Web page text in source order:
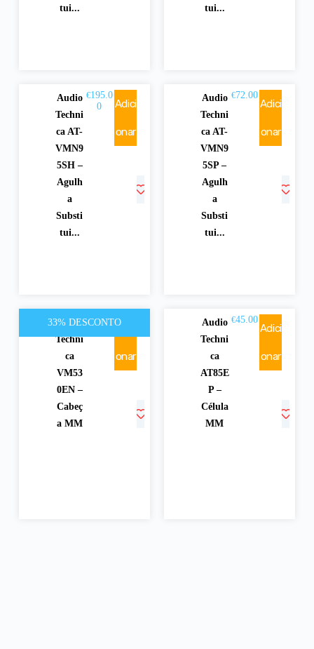
tui... tui...
Audio
Techni
ca AT-
VMN9
5SH –
Agulh
a
Substi
tui...
€195.0
0
Adici
onar
Audio
Techni
ca AT-
VMN9
5SP –
Agulh
a
Substi
tui...
€72.00
Adici
onar
33% DESCONTO
Audio
Techni
ca
VM53
0EN –
Cabeç
a MM
€150.00
Adici
onar
Audio
Techni
ca
AT85E
P –
Célula
MM
€45.00
Adici
onar